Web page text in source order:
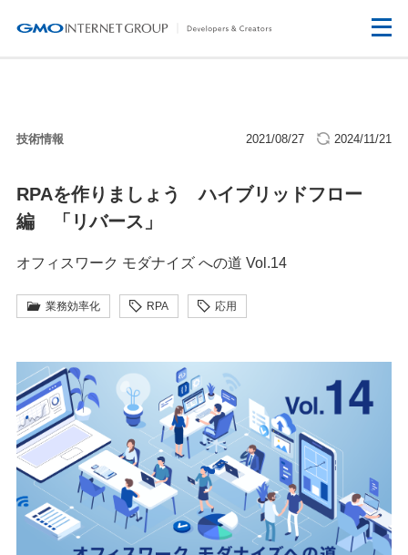
技術情報 2021/08/27 2024/11/21
RPAを作りましょう ハイブリッドフロー
編 「リバース」
オフィスワーク モダナイズ への道 Vol.14
業務効率化 RPA 応用